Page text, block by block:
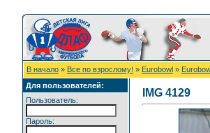
В начало » Все по взрослому! » Eurobowl »
Для пользователей:
Пользователь:
Пароль:
IMG 4129